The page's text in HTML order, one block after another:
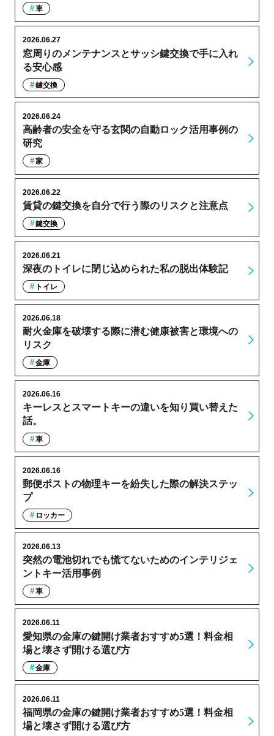
車
窓周りのメンテナンスとサッシ鍵交換で手に入れ
る安心感
2026.06.27
鍵交換
高齢者の安全を守る玄関の自動ロック活用事例の
研究
2026.06.24
家
賃貸の鍵交換を自分で行う際のリスクと注意点
2026.06.22
鍵交換
深夜のトイレに閉じ込められた私の脱出体験記
2026.06.21
トイレ
耐火金庫を破壊する際に潜む健康被害と環境への
リスク
2026.06.18
金庫
キーレスとスマートキーの違いを知り買い替えた
話。
2026.06.16
車
郵便ポストの物理キーを紛失した際の解決ステッ
プ
2026.06.16
ロッカー
突然の電池切れでも慌てないためのインテリジェ
ントキー活用事例
2026.06.13
車
愛知県の金庫の鍵開け業者おすすめ5選！料金相
場と壊さず開ける選び方
2026.06.11
金庫
福岡県の金庫の鍵開け業者おすすめ5選！料金相
場と壊さず開ける選び方
2026.06.11